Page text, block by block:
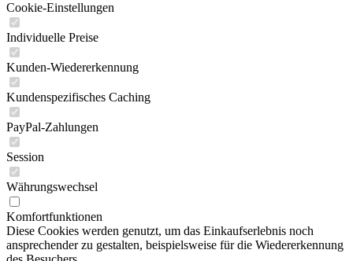
Cookie-Einstellungen
Individuelle Preise
Kunden-Wiedererkennung
Kundenspezifisches Caching
PayPal-Zahlungen
Session
Währungswechsel
Komfortfunktionen
Diese Cookies werden genutzt, um das Einkaufserlebnis noch
ansprechender zu gestalten, beispielsweise für die Wiedererkennung